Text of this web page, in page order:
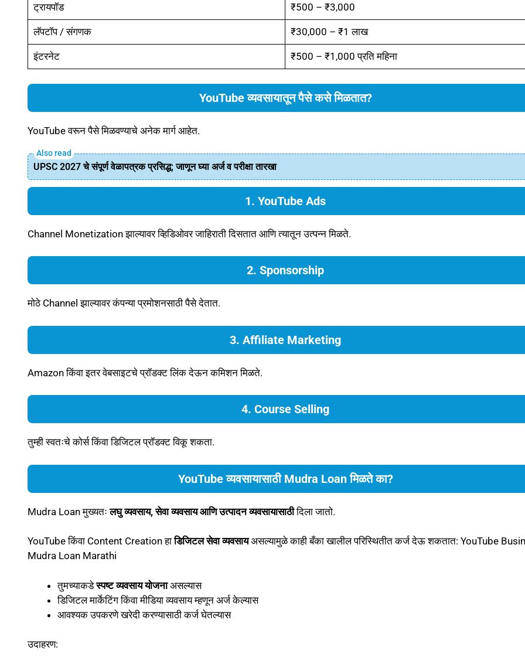
ट्रायपॉड ₹500 – ₹3,000
लॅपटॉप / संगणक ₹30,000 – ₹1 लाख
इंटरनेट ₹500 – ₹1,000 प्रति महिना
YouTube व्यवसायातून पैसे कसे मिळतात?
YouTube वरून पैसे मिळवण्याचे अनेक मार्ग आहेत.
UPSC 2027 चे संपूर्ण वेळापत्रक प्रसिद्ध; जाणून घ्या अर्ज व परीक्षा तारखा
1. YouTube Ads
Channel Monetization झाल्यावर व्हिडिओवर जाहिराती दिसतात आणि त्यातून उत्पन्न मिळते.
2. Sponsorship
मोठे Channel झाल्यावर कंपन्या प्रमोशनसाठी पैसे देतात.
3. Affiliate Marketing
Amazon किंवा इतर वेबसाइटचे प्रॉडक्ट लिंक देऊन कमिशन मिळते.
4. Course Selling
तुम्ही स्वतःचे कोर्स किंवा डिजिटल प्रॉडक्ट विकू शकता.
YouTube व्यवसायासाठी Mudra Loan मिळते का?
Mudra Loan मुख्यतःलघु व्यवसाय, सेवा व्यवसाय आणि उत्पादन व्यवसायासाठीदिला जातो.
YouTube किंवा Content Creation हाडिजिटल सेवा व्यवसायअसल्यामुळे काही बँका खालील परिस्थितीत कर्ज देऊ शकतात: YouTube
Mudra Loan Marathi
तुमच्याकडेस्पष्ट व्यवसाय योजनाअसल्यास
डिजिटल मार्केटिंग किंवा मीडिया व्यवसाय म्हणून अर्ज केल्यास
आवश्यक उपकरणे खरेदी करण्यासाठी कर्ज घेतल्यास
उदाहरण: